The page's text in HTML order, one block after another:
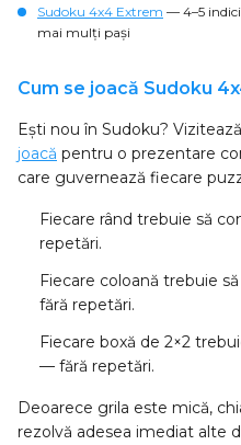
Sudoku 4x4 Extrem — 4–5
mai mulți pași
Cum se joacă Sudoku
Ești nou în Sudoku?
joacă pentru o prezentare
care guvernează fiecare
Fiecare rând trebuie să
repetări.
Fiecare coloană trebuie
fără repetări.
Fiecare boxă de 2×2
— fără repetări.
Deoarece grila este mică,
rezolvă adesea imediat alte